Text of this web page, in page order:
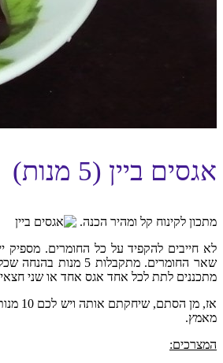
אגסים ביין (5 מנות)
מתכון לקינוח קל ומהיר הכנה.
לא חייבים להקפיד על כל החומרים. מספיק
מתכננים לתת לכל אחד אגס אחד או שני
אז, מן
מאמץ.
המצרכים: